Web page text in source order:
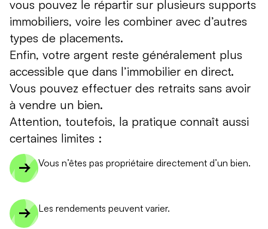
vous pouvez le répartir sur plusieurs supports
immobiliers, voire les combiner avec d’autres
types de placements.
Enfin, votre argent reste généralement plus
accessible que dans l’immobilier en direct.
Vous pouvez effectuer des retraits sans avoir
à vendre un bien.
Attention, toutefois, la pratique connaît aussi
certaines limites :
Vous n’êtes pas propriétaire directement d’un bien.
Les rendements peuvent varier.